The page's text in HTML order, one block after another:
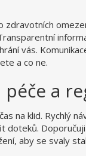
zdravotních
vás.
a co ne.
péče a
na klid. Rychlý
doteků.
aby se svaly